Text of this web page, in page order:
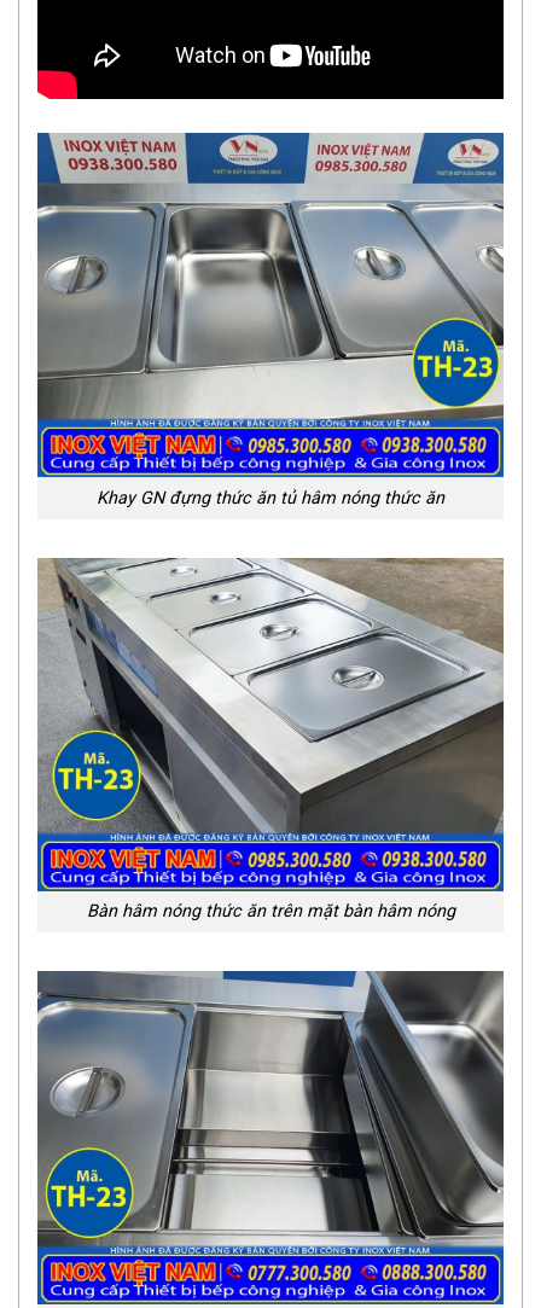
Khay GN đựng thức ăn tủ hâm nóng thức ăn
Bàn hâm nóng thức ăn trên mặt bàn hâm nóng